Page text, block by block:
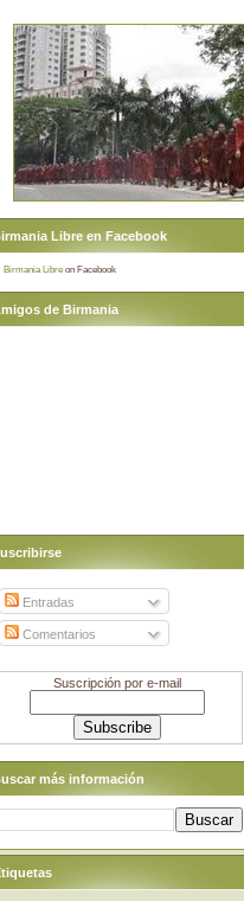
Libre en Facebook
Birmania Libre on Facebook
de Birmania
Entradas
Comentarios
Suscripción por e-mail
más información